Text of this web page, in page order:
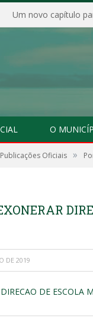
Um novo capítulo
O
Publicações Oficiais »
DE 2019
DE ESCOLA